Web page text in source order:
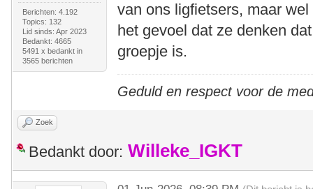
Berichten: 4.192
Topics: 132
Lid sinds: Apr 2023
Bedankt: 4665
5491 x bedankt in
3565 berichten
van ons ligfietsers, maar
het gevoel dat ze denken
groepje is.
Geduld en respect voor de
Zoek
Bedankt door: Willeke_IGKT